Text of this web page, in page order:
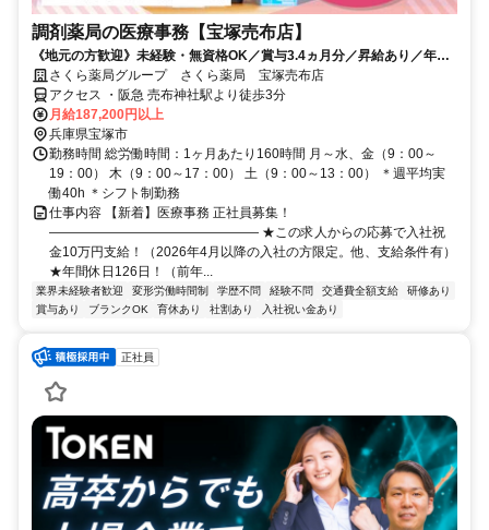
調剤薬局の医療事務【宝塚売布店】
《地元の方歓迎》未経験・無資格OK／賞与3.4ヵ月分／昇給あり／年休
126日（前年度実績）／平均有休取得数11.5日（2025度実績）
さくら薬局グループ さくら薬局 宝塚売布店
アクセス ・阪急 売布神社駅より徒歩3分
月給187,200円以上
兵庫県宝塚市
勤務時間 総労働時間：1ヶ月あたり160時間 月～水、金（9：00～
19：00） 木（9：00～17：00） 土（9：00～13：00） ＊週平均実
働40h ＊シフト制勤務
仕事内容 【新着】医療事務 正社員募集！
―――――――――――――――― ★この求人からの応募で入社祝
金10万円支給！（2026年4月以降の入社の方限定。他、支給条件有）
★年間休日126日！（前年...
業界未経験者歓迎 変形労働時間制 学歴不問 経験不問 交通費全額支給
研修あり
賞与あり
ブランクOK 育休あり 社割あり 入社祝い金あり
正社員